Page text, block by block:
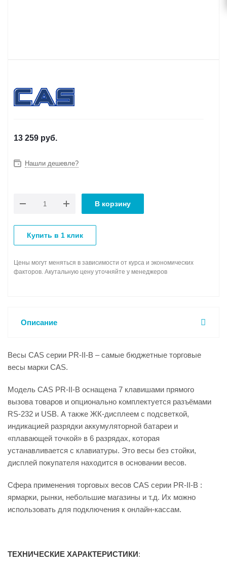
13 259 руб.
Нашли дешевле?
В корзину
Купить в 1 клик
Цены могут меняться в зависимости от курса и экономических
факторов. Акутальную цену уточняйте у менеджеров
Описание
Весы CAS серии PR-II-В – самые бюджетные торговые
весы марки CAS.
Модель CAS PR-II-В оснащена 7 клавишами прямого
вызова товаров и опционально комплектуется разъёмами
RS-232 и USB. А также ЖК-дисплеем с подсветкой,
индикацией разрядки аккумуляторной батареи и
«плавающей точкой» в 6 разрядах, которая
устанавливается с клавиатуры. Это весы без стойки,
дисплей покупателя находится в основании весов.
Сфера применения торговых весов CAS серии PR-II-В :
ярмарки, рынки, небольшие магазины и т.д. Их можно
использовать для подключения к онлайн-кассам.
ТЕХНИЧЕСКИЕ ХАРАКТЕРИСТИКИ: